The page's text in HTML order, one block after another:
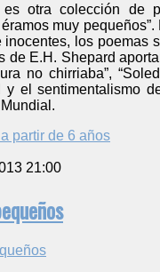
es otra colección
muy
los poemas
de E.H. Shepard
no chirriaba”,
y el sentimentalismo
partir de 6 años
21:00